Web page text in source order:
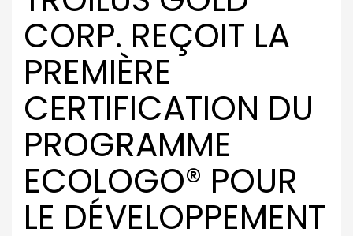
CORP. REÇOIT LA
PREMIÈRE
CERTIFICATION DU
PROGRAMME
ECOLOGO® POUR
LE DÉVELOPPEMENT